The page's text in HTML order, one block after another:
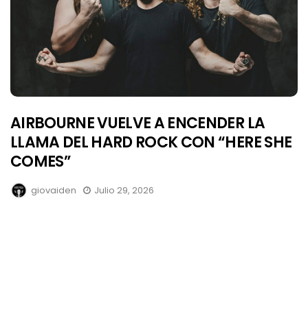
AIRBOURNE VUELVE A ENCENDER LA
LLAMA DEL HARD ROCK CON “HERE SHE
COMES”
giovaiden Julio 29, 2026